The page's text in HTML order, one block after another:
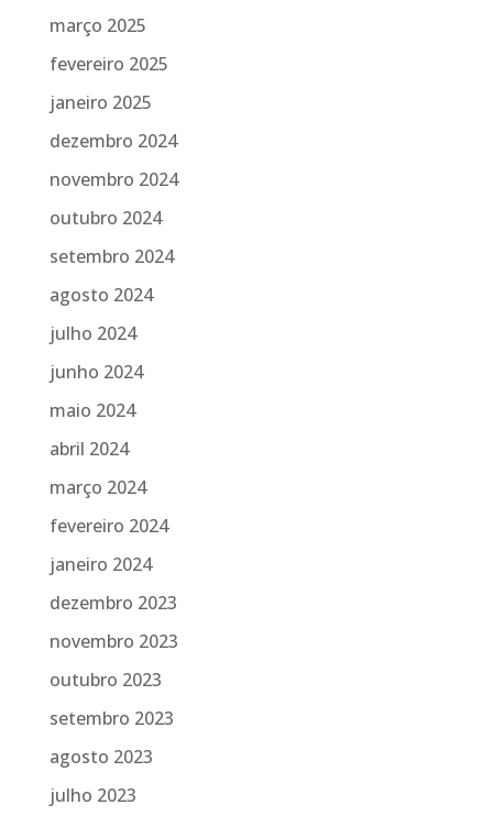
março 2025
fevereiro 2025
janeiro 2025
dezembro 2024
novembro 2024
outubro 2024
setembro 2024
agosto 2024
julho 2024
junho 2024
maio 2024
abril 2024
março 2024
fevereiro 2024
janeiro 2024
dezembro 2023
novembro 2023
outubro 2023
setembro 2023
agosto 2023
julho 2023